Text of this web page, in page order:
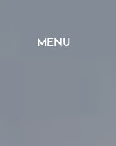
MENU